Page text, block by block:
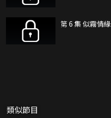
第 6 集 似霧情緣
類似節目